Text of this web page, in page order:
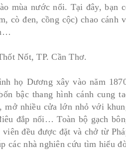
mùa nước nổi. Tại đây, bạn
cò đen, cồng cộc) chao cánh
Nốt, TP. Cần Thơ.
họ Dương xây vào năm
bậc thang hình cánh cung
mở nhiều cửa lớn nhỏ với
đắp nổi… Toàn bộ gạch
đều được đặt và chở từ
các nhà nghiên cứu tìm hiểu